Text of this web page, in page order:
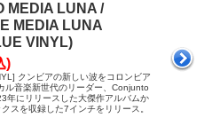
MEDIA LUNA /
MEDIA LUNA
VINYL)
)
クンビアの新しい波をコロンビア
ル音楽新世代のリーダー、Conjunto
年にリリースした大傑作アルバムか
スを収録した7インチをリリース。